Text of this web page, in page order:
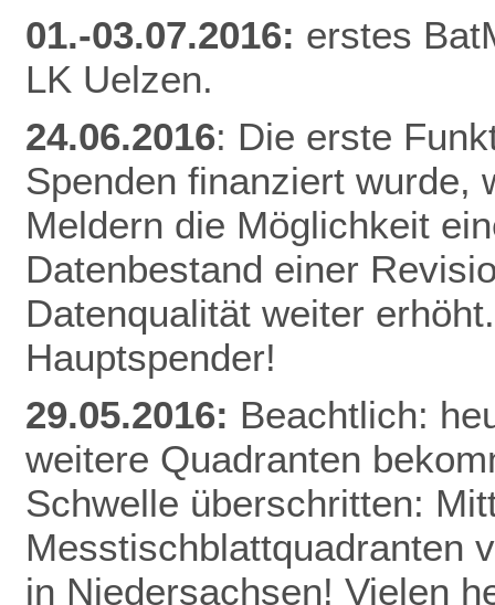
01.-03.07.2016: erstes
LK Uelzen.
24.06.2016: Die erste
Spenden finanziert wurde,
Meldern die Möglichkeit
Datenbestand einer
Datenqualität weiter
Hauptspender!
29.05.2016: Beachtlich:
weitere Quadranten
Schwelle überschritten:
Messtischblattquadranten
in Niedersachsen! Vielen